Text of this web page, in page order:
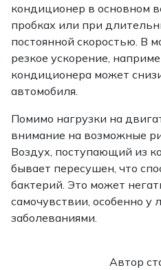
кондиционер в основном
пробках или при
постоянной скоростью. В
резкое ускорение,
кондиционера может
автомобиля.
Помимо нагрузки на
внимание на возможные
Воздух, поступающий из
бывает пересушен, что
бактерий. Это может
самочувствии, особенно
заболеваниями.
Автор